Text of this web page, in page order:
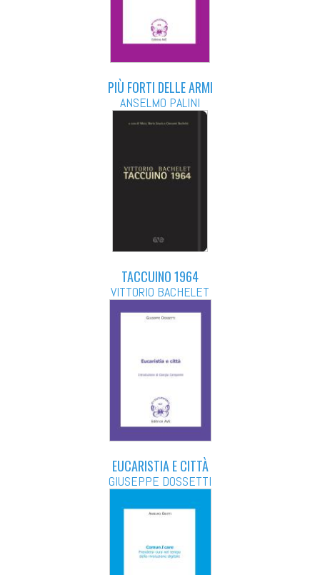
PIÙ FORTI DELLE ARMI
ANSELMO PALINI
TACCUINO 1964
VITTORIO BACHELET
EUCARISTIA E CITTÀ
GIUSEPPE DOSSETTI